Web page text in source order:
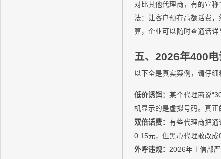
对比其他代理商，有的宣称
法：让客户预存高额话费
算，企业可以随时查通话详
五、2026年400
以下全是真实案例，请仔细
低价诱饵：某个代理商说
机显示的是虚拟号码。真
双倍话费：有些代理商把
0.15元，但黑心代理敢改成
外呼违规：2026年工信部